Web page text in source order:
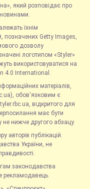
який розповідає про
їхнім
позначених Getty Images,
дозволу
логотипом «Styler»
використовуватися на
4.0 International.
матеріалів,
обов'язковим є
відкритого для
має бути
не нижче другого абзацу.
авторів публікацій.
України, не
законодавства
рекламодавець.